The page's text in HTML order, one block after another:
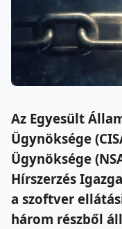
Az Egyesült
Ügynöksége
Ügynöksége
Hírszerzés
a szoftver
három részből